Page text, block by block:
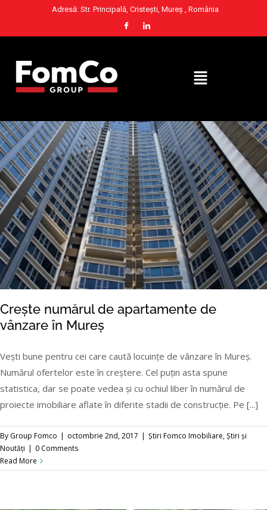
Adresă: Str. Principală, Cristești, Mureș , România
Crește numărul de apartamente de vânzare
în Mureș
Crește numărul de apartamente de
vânzare în Mureș
Vești bune pentru cei care caută locuințe de vânzare în Mureș.
Numărul ofertelor este în creștere. Cel puțin asta spune
statistica, dar se poate vedea și cu ochiul liber în numărul de
proiecte imobiliare aflate în diferite stadii de construcție. Pe [...]
By Group Fomco octombrie 2nd, 2017 Știri Fomco Imobiliare,Știri și
Noutăți
0 Comments
Read More